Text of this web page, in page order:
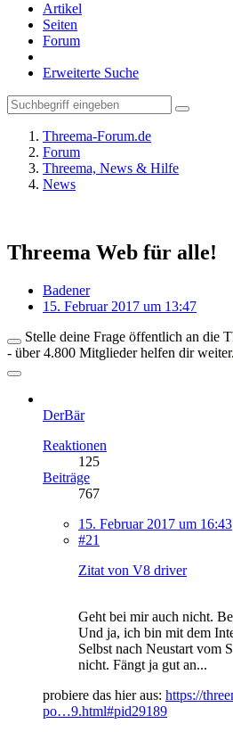
Artikel
Seiten
Forum
Erweiterte Suche
Threema-Forum.de
Forum
Threema, News & Hilfe
News
Threema Web für alle!
Badener
15. Februar 2017 um 13:47
Stelle deine Frage öffentlich an die
- über 4.800 Mitglieder helfen dir weiter.
DerBär
Reaktionen
125
Beiträge
767
15. Februar 2017 um 16:43
#21
Zitat von V8 driver
Geht bei mir auch nicht.
Und ja, ich bin mit dem
Selbst nach Neustart vom
nicht. Fängt ja gut an...
probiere das hier aus: https://
po…9.html#pid29189